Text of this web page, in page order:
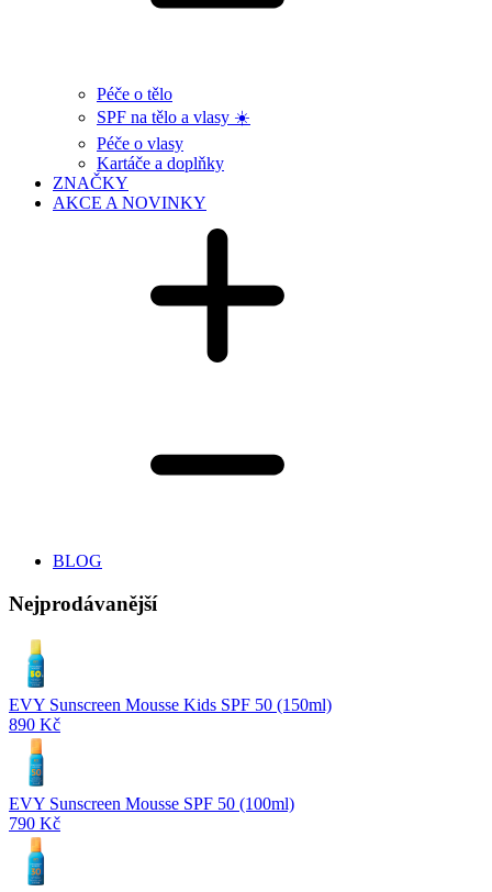
Péče o tělo
SPF na tělo a vlasy ☀️
Péče o vlasy
Kartáče a doplňky
ZNAČKY
AKCE A NOVINKY
BLOG
Nejprodávanější
EVY Sunscreen Mousse Kids SPF 50 (150ml)
890 Kč
EVY Sunscreen Mousse SPF 50 (100ml)
790 Kč